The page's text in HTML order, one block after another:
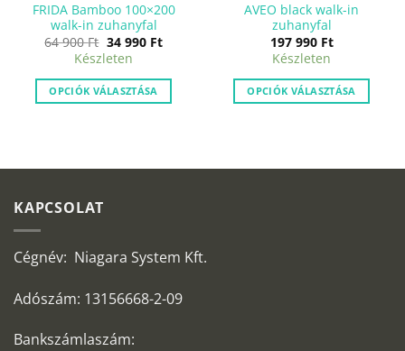
FRIDA Bamboo 100×200
walk-in zuhanyfal
64 900Ft Original
price
was:
64
900 Ft.
34 990 FtCurrent
price
34
Készleten
OPCIÓK VÁLASZTÁSA
AVEO black walk-in
zuhanyfal
197 990 Ft
Készleten
OPCIÓK VÁLASZTÁSA
KAPCSOLAT
Cégnév: Niagara System Kft.
Adószám: 13156668-2-09
Bankszámlaszám: